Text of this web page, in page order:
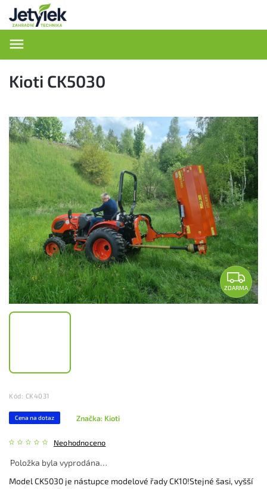
Kioti CK5030
ZDARMA
Kód: CK4031
Cena na dotaz
Neohodnoceno
Značka: Kioti
Položka byla vyprodána…
Model CK5030 je nástupce modelové řady CK10!Stejné šasi, vyšší